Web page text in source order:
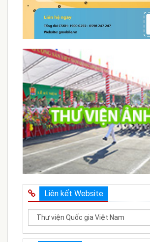
Liên kết Website